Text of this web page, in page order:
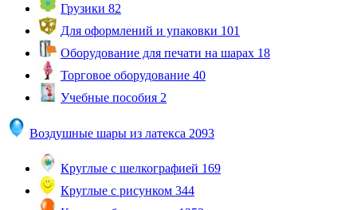
Грузики 82
Для оформлений и упаковки 101
Оборудование для печати на шарах 18
Торговое оборудование 40
Учебные пособия 2
Воздушные шары из латекса 2093
Круглые с шелкографией 169
Круглые с рисунком 344